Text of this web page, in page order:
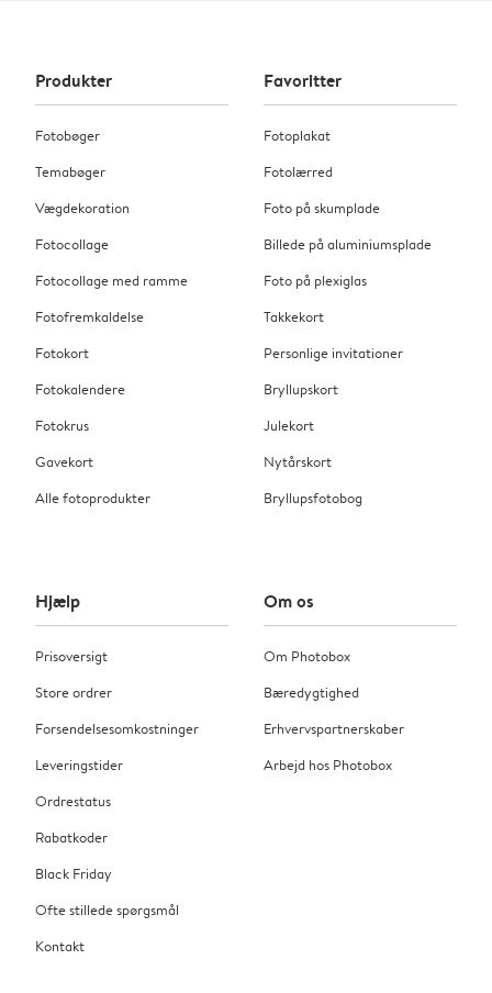
Produkter
Fotobøger
Temabøger
Vægdekoration
Fotocollage
Fotocollage med ramme
Fotofremkaldelse
Fotokort
Fotokalendere
Fotokrus
Gavekort
Alle fotoprodukter
Favoritter
Fotoplakat
Fotolærred
Foto på skumplade
Billede på aluminiumsplade
Foto på plexiglas
Takkekort
Personlige invitationer
Bryllupskort
Julekort
Nytårskort
Bryllupsfotobog
Hjælp
Prisoversigt
Store ordrer
Forsendelsesomkostninger
Leveringstider
Ordrestatus
Rabatkoder
Black Friday
Ofte stillede spørgsmål
Kontakt
Om os
Om Photobox
Bæredygtighed
Erhvervspartnerskaber
Arbejd hos Photobox